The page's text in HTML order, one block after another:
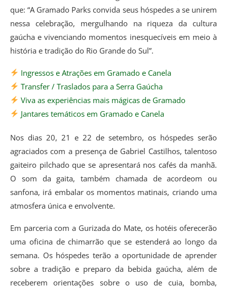
que: “A Gramado Parks convida seus hóspedes a se unirem
nessa celebração, mergulhando na riqueza da cultura
gaúcha e vivenciando momentos inesquecíveis em meio à
história e tradição do Rio Grande do Sul”.
Ingressos e Atrações em Gramado e Canela
Transfer / Traslados para a Serra Gaúcha
Viva as experiências mais mágicas de Gramado
Jantares temáticos em Gramado e Canela
Nos dias 20, 21 e 22 de setembro, os hóspedes serão
agraciados com a presença de Gabriel Castilhos, talentoso
gaiteiro pilchado que se apresentará nos cafés da manhã.
O som da gaita, também chamada de acordeom ou
sanfona, irá embalar os momentos matinais, criando uma
atmosfera única e envolvente.
Em parceria com a Gurizada do Mate, os hotéis oferecerão
uma oficina de chimarrão que se estenderá ao longo da
semana. Os hóspedes terão a oportunidade de aprender
sobre a tradição e preparo da bebida gaúcha, além de
receberem orientações sobre o uso de cuia, bomba,